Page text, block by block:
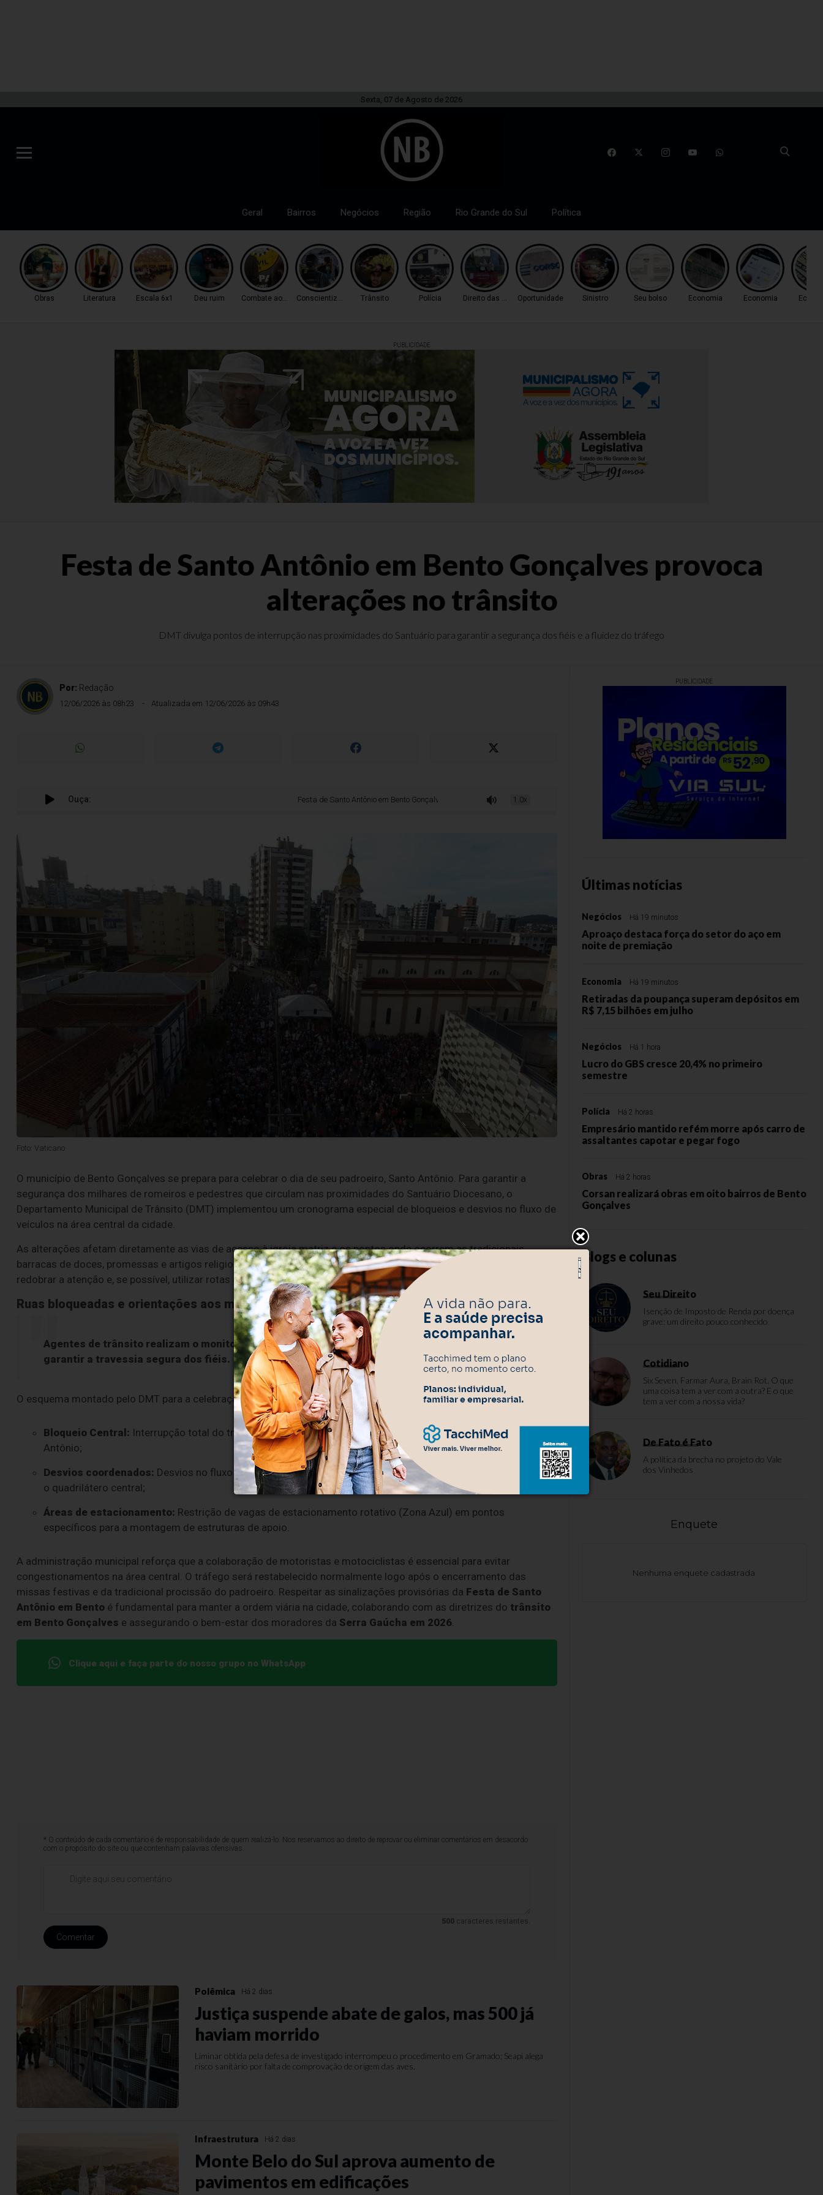
Sexta, 07 de Agosto de 2026
Geral Bairros Negócios Região Rio Grande do Sul Política
Obras Literatura Escala 6x1 Deu ruim Combate ao TráficoConscientização Trânsito Polícia Direito das MulheresOportunidade Sinistro Seu bolso Economia Economia
PUBLICIDADE
Festa de Santo Antônio em Bento Gonçalves provoca
alterações no trânsito
DMT divulga pontos de interrupção nas proximidades do Santuário para garantir a segurança dos fiéis e a fluidez do tráfego
Por: Redação
12/06/2026 às 08h23 Atualizada em 12/06/2026 às 09h43
Ouça: Festa de Santo Antônio em Bento Gonçalves provoca alterações no trânsito1.0x
Foto: Vaticano
O município de Bento Gonçalves se prepara para celebrar o dia de seu padroeiro, Santo Antônio. Para garantir a
segurança dos milhares de romeiros e pedestres que circulam nas proximidades do Santuário Diocesano, o
Departamento Municipal de Trânsito (DMT) implementou um cronograma especial de bloqueios e desvios no fluxo de
veículos na área central da cidade.
As alterações afetam diretamente as vias de acesso à igreja matriz e os pontos onde ocorrem as tradicionais
barracas de doces, promessas e artigos religiosos. Os motoristas que necessitam trafegar pela região devem
redobrar a atenção e, se possível, utilizar rotas alternativas durante o período de festividades.
Ruas bloqueadas e orientações aos motoristas
Agentes de trânsito realizam o monitoramento fixo nos cruzamentos para orientar o fluxo e
garantir a travessia segura dos fiéis.
O esquema montado pelo DMT para a celebração religiosa envolve as seguintes modificações estruturais nas vias:
Bloqueio Central: Interrupção total do tráfego de veículos na quadra em frente ao Santuário de Santo
Antônio;
Desvios coordenados: Desvios no fluxo das linhas de transporte coletivo urbano e seletivo que cruzam
o quadrilátero central;
Áreas de estacionamento: Restrição de vagas de estacionamento rotativo (Zona Azul) em pontos
específicos para a montagem de estruturas de apoio.
A administração municipal reforça que a colaboração de motoristas e motociclistas é essencial para evitar
congestionamentos na área central. O tráfego será restabelecido normalmente logo após o encerramento das
missas festivas e da tradicional procissão do padroeiro. Respeitar as sinalizações provisórias da Festa de Santo
Antônio em Bento é fundamental para manter a ordem viária na cidade, colaborando com as diretrizes do trânsito
em Bento Gonçalves e assegurando o bem-estar dos moradores da Serra Gaúcha em 2026.
Clique aqui e faça parte do nosso grupo no WhatsApp
* O conteúdo de cada comentário é de responsabilidade de quem realizá-lo. Nos reservamos ao direito de reprovar ou eliminar comentários em desacordo
com o propósito do site ou que contenham palavras ofensivas.
500caracteres restantes.
Comentar
Polêmica Há 2 dias
Justiça suspende abate de galos, mas 500 já
haviam morrido
Liminar obtida pela defesa de investigado interrompeu o procedimento em Gramado; Seapi alega
risco sanitário por falta de comprovação de origem das aves.
Infraestrutura Há 2 dias
Monte Belo do Sul aprova aumento de
pavimentos em edificações
PUBLICIDADE
Últimas notícias
Negócios Há 19 minutos
Aproaço destaca força do setor do aço em
noite de premiação
Economia Há 19 minutos
Retiradas da poupança superam depósitos em
R$ 7,15 bilhões em julho
Negócios Há 1 hora
Lucro do GBS cresce 20,4% no primeiro
semestre
Polícia Há 2 horas
Empresário mantido refém morre após carro de
assaltantes capotar e pegar fogo
Obras Há 2 horas
Corsan realizará obras em oito bairros de Bento
Gonçalves
Blogs e colunas
Seu Direito
Isenção de Imposto de Renda por doença
grave: um direito pouco conhecido
Cotidiano
Six Seven, Farmar Aura, Brain Rot. O que
uma coisa tem a ver com a outra? E o que
tem a ver com a nossa vida?
De Fato é Fato
A política da brecha no projeto do Vale
dos Vinhedos
Enquete
Nenhuma enquete cadastrada